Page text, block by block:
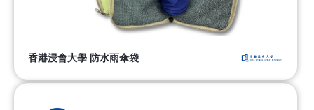
香港浸會大學 防水雨傘袋